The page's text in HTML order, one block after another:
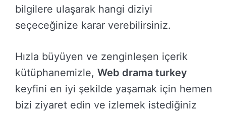
bilgilere ulaşarak hangi diziyi
seçeceğinize karar verebilirsiniz.
Hızla büyüyen ve zenginleşen içerik
kütüphanemizle, Web drama turkey
keyfini en iyi şekilde yaşamak için hemen
bizi ziyaret edin ve izlemek istediğiniz